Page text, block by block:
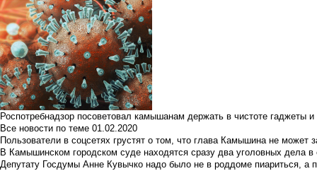
Роспотребнадзор посоветовал камышанам держать в чистоте гаджеты
Все новости по теме 01.02.2020
Пользователи в соцсетях грустят о том, что глава Камышина не может
В Камышинском городском суде находятся сразу два уголовных дела
Депутату Госдумы Анне Кувычко надо было не в роддоме пиариться, а